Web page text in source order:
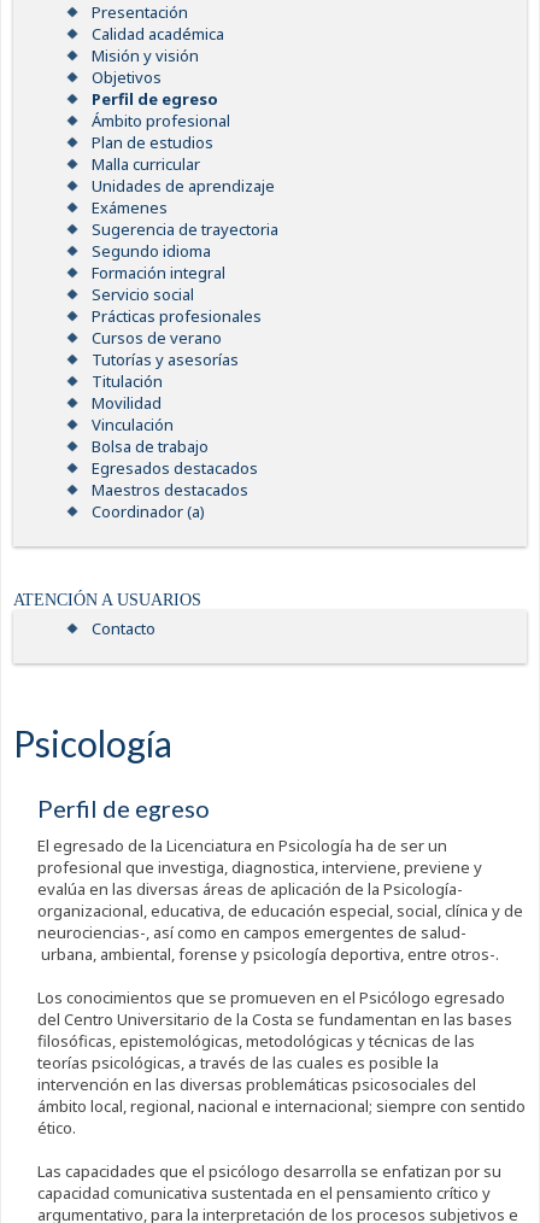
Presentación
Calidad académica
Misión y visión
Objetivos
Perfil de egreso
Ámbito profesional
Plan de estudios
Malla curricular
Unidades de aprendizaje
Exámenes
Sugerencia de trayectoria
Segundo idioma
Formación integral
Servicio social
Prácticas profesionales
Cursos de verano
Tutorías y asesorías
Titulación
Movilidad
Vinculación
Bolsa de trabajo
Egresados destacados
Maestros destacados
Coordinador (a)
ATENCIÓN A USUARIOS
Contacto
Psicología
Perfil de egreso
El egresado de la Licenciatura en Psicología ha de ser un
profesional que investiga, diagnostica, interviene, previene y
evalúa en las diversas áreas de aplicación de la Psicología-
organizacional, educativa, de educación especial, social, clínica y de
neurociencias-, así como en campos emergentes de salud-
urbana, ambiental, forense y psicología deportiva, entre otros-.
Los conocimientos que se promueven en el Psicólogo egresado
del Centro Universitario de la Costa se fundamentan en las bases
filosóficas, epistemológicas, metodológicas y técnicas de las
teorías psicológicas, a través de las cuales es posible la
intervención en las diversas problemáticas psicosociales del
ámbito local, regional, nacional e internacional; siempre con sentido
ético.
Las capacidades que el psicólogo desarrolla se enfatizan por su
capacidad comunicativa sustentada en el pensamiento crítico y
argumentativo, para la interpretación de los procesos subjetivos e